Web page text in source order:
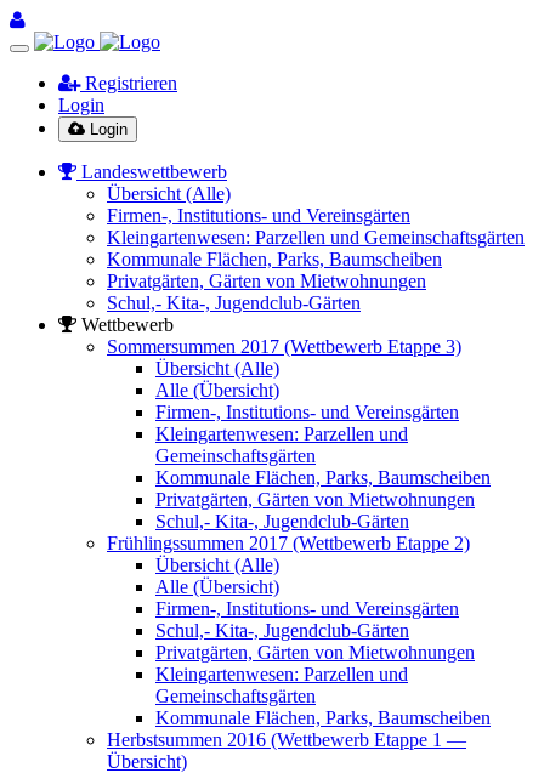
Registrieren
Login
Login
Landeswettbewerb
Übersicht (Alle)
Firmen-, Institutions- und Vereinsgärten
Kleingartenwesen: Parzellen und Gemeinschaftsgärten
Kommunale Flächen, Parks, Baumscheiben
Privatgärten, Gärten von Mietwohnungen
Schul,- Kita-, Jugendclub-Gärten
Wettbewerb
Sommersummen 2017 (Wettbewerb Etappe 3)
Übersicht (Alle)
Alle (Übersicht)
Firmen-, Institutions- und Vereinsgärten
Kleingartenwesen: Parzellen und
Gemeinschaftsgärten
Kommunale Flächen, Parks, Baumscheiben
Privatgärten, Gärten von Mietwohnungen
Schul,- Kita-, Jugendclub-Gärten
Frühlingssummen 2017 (Wettbewerb Etappe 2)
Übersicht (Alle)
Alle (Übersicht)
Firmen-, Institutions- und Vereinsgärten
Schul,- Kita-, Jugendclub-Gärten
Privatgärten, Gärten von Mietwohnungen
Kleingartenwesen: Parzellen und
Gemeinschaftsgärten
Kommunale Flächen, Parks, Baumscheiben
Herbstsummen 2016 (Wettbewerb Etappe 1 —
Übersicht)